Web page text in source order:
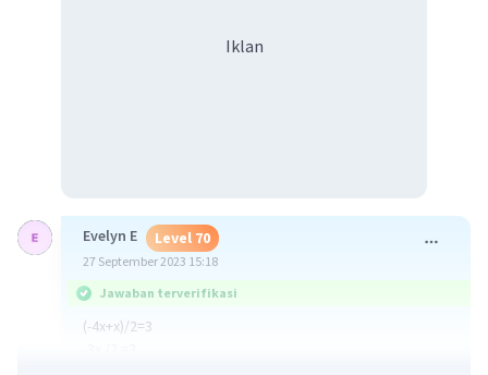
Iklan
Evelyn E Level 70
27 September 2023 15:18
Jawaban terverifikasi
(-4x+x)/2=3